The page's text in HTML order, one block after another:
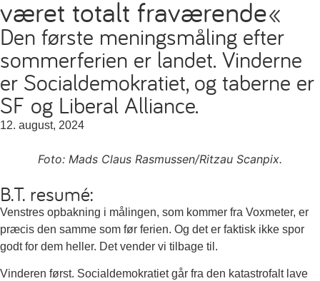
været totalt fraværende«
Den første meningsmåling efter
sommerferien er landet. Vinderne
er Socialdemokratiet, og taberne er
SF og Liberal Alliance.
12. august, 2024
Foto: Mads Claus Rasmussen/Ritzau Scanpix.
B.T. resumé:
Venstres opbakning i målingen, som kommer fra Voxmeter, er
præcis den samme som før ferien. Og det er faktisk ikke spor
godt for dem heller. Det vender vi tilbage til.
Vinderen først. Socialdemokratiet går fra den katastrofalt lave